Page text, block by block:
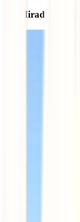
6 – Miradouro